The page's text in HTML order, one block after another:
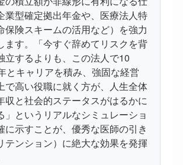
業型確定拠出年金や、医療法人特
保険スキームの活用など）を強力
ます。「今すぐ辞めてリスクを背
立するよりも、この法人で10
とキャリアを積み、強固な経営
で高い役職に就く方が、人生全体
収と社会的ステータスがはるかに
」というリアルなシミュレーショ
に示すことが、優秀な医師の引き
テンション）に絶大な効果を発揮